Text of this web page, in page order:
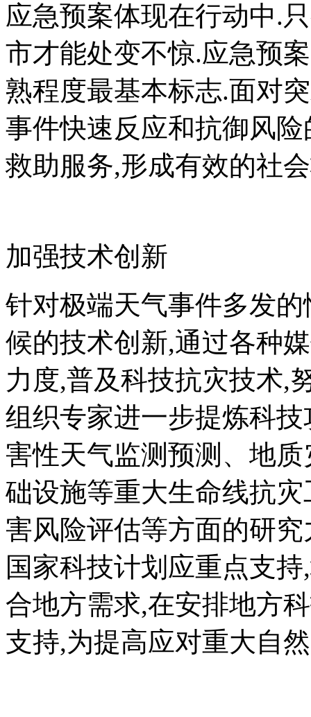
应急预案体现在行动中.
市才能处变不惊.应急预
熟程度最基本标志.面对
事件快速反应和抗御风
救助服务,形成有效的社
加强技术创新
针对极端天气事件多发
候的技术创新,通过各种
力度,普及科技抗灾技术,
组织专家进一步提炼科
害性天气监测预测、地
础设施等重大生命线抗
害风险评估等方面的研
国家科技计划应重点支
合地方需求,在安排地方
支持,为提高应对重大自